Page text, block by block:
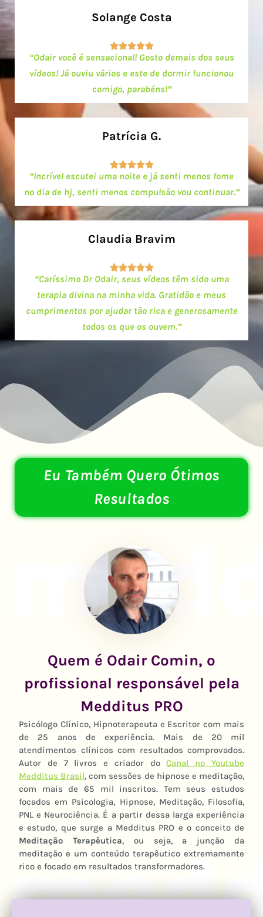
Solange Costa

“Odair você é sensacional! Gosto demais dos seus
vídeos! Já ouviu vários e este de dormir funcionou
comigo, parabéns!”
Patrícia G.

“Incrível escutei uma noite e já senti menos fome
no dia de hj, senti menos compulsão vou continuar.”
Claudia Bravim

“Caríssimo Dr Odair, seus vídeos têm sido uma
terapia divina na minha vida. Gratidão e meus
cumprimentos por ajudar tão rica e generosamente
todos os que os ouvem.”
Eu Também Quero Ótimos
Resultados
Quem é Odair Comin, o
profissional responsável pela
Medditus PRO
Psicólogo Clínico, Hipnoterapeuta e Escritor com mais
de 25 anos de experiência. Mais de 20 mil
atendimentos clínicos com resultados comprovados.
Autor de 7 livros e criador doCanal no Youtube
Medditus Brasil, com sessões de hipnose e meditação,
com mais de 65 mil inscritos. Tem seus estudos
focados em Psicologia, Hipnose, Meditação, Filosofia,
PNL e Neurociência. É a partir dessa larga experiência
e estudo, que surge a Medditus PRO e o conceito de
Meditação Terapêutica, ou seja, a junção da
meditação e um conteúdo terapêutico extremamente
rico e focado em resultados transformadores.